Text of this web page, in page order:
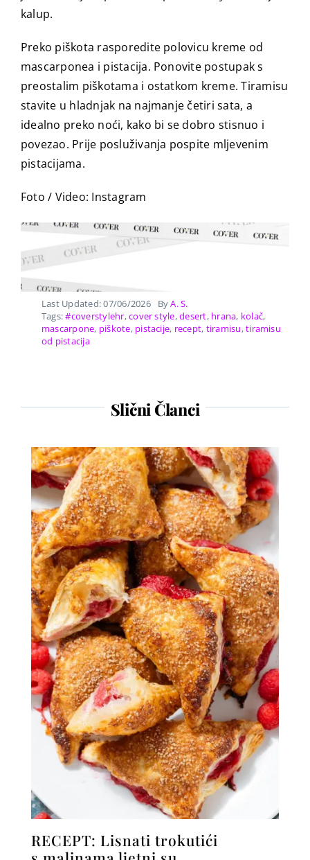
kalup.
Preko piškota rasporedite polovicu kreme od
mascarponea i pistacija. Ponovite postupak s
preostalim piškotama i ostatkom kreme. Tiramisu
stavite u hladnjak na najmanje četiri sata, a
idealno preko noći, kako bi se dobro stisnuo i
povezao. Prije posluživanja pospite mljevenim
pistacijama.
Foto / Video: Instagram
Last Updated: 07/06/2026 ByA. S.
Tags:#coverstylehr,cover style,desert, hrana, kolač,
mascarpone, piškote, pistacije, recept, tiramisu,tiramisu
od pistacija
Slični Članci
RECEPT: Lisnati trokutići